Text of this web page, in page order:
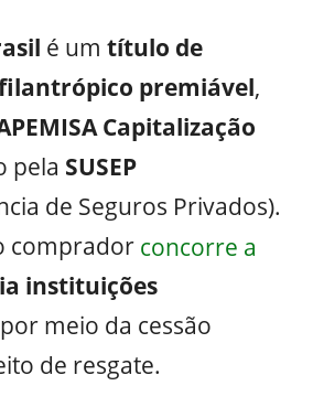
é um título de
premiável,
Capitalização
pela SUSEP
de Seguros Privados).
comprador concorre a
instituições
meio da cessão
de resgate.